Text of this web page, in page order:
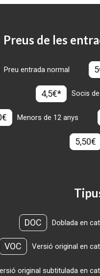
Preus de les
Preu entrada normal
4,5€* Socis
Menors de 12 anys
5,50€
DOC Doblada en
VOC Versió original en
original subtitulada en